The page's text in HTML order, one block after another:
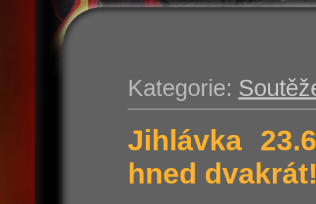
Kategorie:
Jihlávka
hned